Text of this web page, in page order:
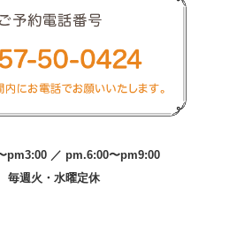
pm3:00 ／ pm.6:00〜pm9:00
毎週火・水曜定休